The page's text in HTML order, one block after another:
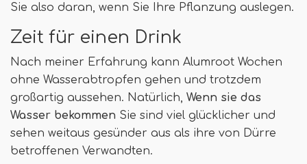
Sie also daran, wenn Sie Ihre Pflanzung auslegen.
Zeit für einen Drink
Nach meiner Erfahrung kann Alumroot Wochen
ohne Wasserabtropfen gehen und trotzdem
großartig aussehen. Natürlich, Wenn sie das
Wasser bekommen Sie sind viel glücklicher und
sehen weitaus gesünder aus als ihre von Dürre
betroffenen Verwandten.